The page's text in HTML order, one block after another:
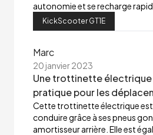
autonomie et se recharge
KickScooter GT1E
Marc
20 janvier 2023
Une trottinette
pratique pour les
Cette trottinette électrique
conduire grâce à ses pneus
amortisseur arrière. Elle est